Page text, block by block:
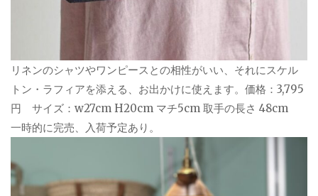
リネンのシャツやワンピースとの相性がいい、それにスケル
トン・ラフィアを添える、お出かけに使えます。価格：3,795
円 サイズ：w27cm H20cm マチ5cm 取手の長さ 48cm
一時的に完売、入荷予定あり。